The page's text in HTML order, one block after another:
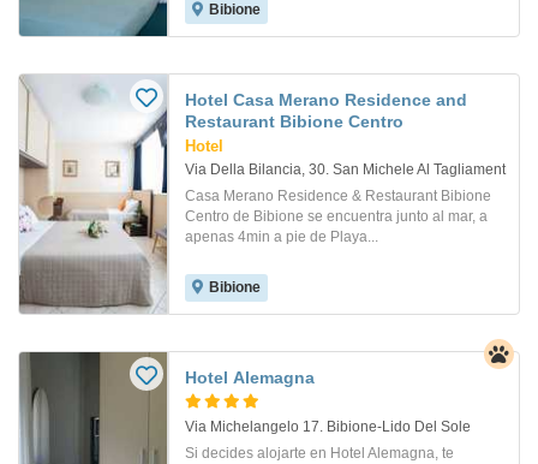
Bibione
Hotel Casa Merano Residence and
Restaurant Bibione Centro
Hotel
Via Della Bilancia, 30. San Michele Al Tagliament
Casa Merano Residence & Restaurant Bibione
Centro de Bibione se encuentra junto al mar, a
apenas 4min a pie de Playa...
Bibione
Hotel Alemagna
Via Michelangelo 17. Bibione-Lido Del Sole
Si decides alojarte en Hotel Alemagna, te